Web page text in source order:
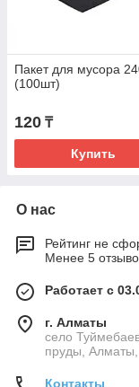
Пакет для мусора
(100шт)
120 ₸
Купить
О нас
Рейтинг не
Менее 5
Работает с
г. Алматы
село
пруды, Алматы,
Контакты